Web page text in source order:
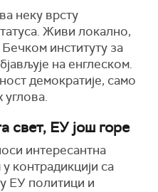
неку врсту
Живи локално,
институту за
на енглеском.
демократије, само
углова.
свет, ЕУ још горе
интересантна
контрадикцији са
ЕУ политици и